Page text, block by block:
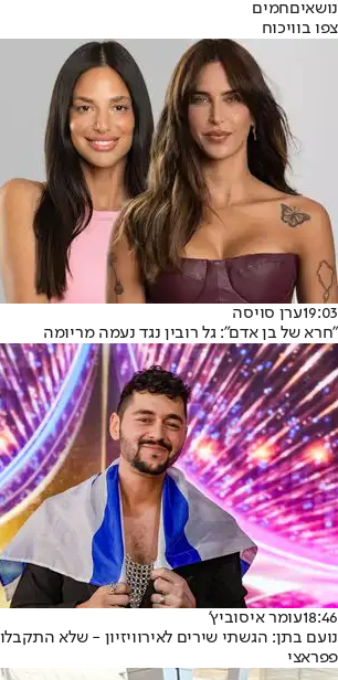
נושאיםחמים
צפו בוויכוח
19:03ערן סויסה
"חרא של בן אדם": גל רובין נגד נעמה מריומה
18:46עומר איסוביץ'
נועם בתן: הגשתי שירים לאירוויזיון - שלא התקבלו
פפראצי